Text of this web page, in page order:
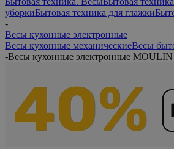
уборкиБытовая техника для глажки
-
Весы кухонные электронные
Весы кухонные механическиеВесы
-Весы кухонные электронные